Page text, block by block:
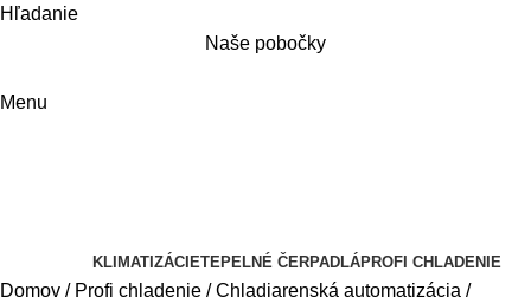
Hľadanie
Naše pobočky
Menu
KLIMATIZÁCIETEPELNÉ ČERPADLÁPROFI CHLADENIE
Domov Profi chladenie
Chladiarenská automatizácia